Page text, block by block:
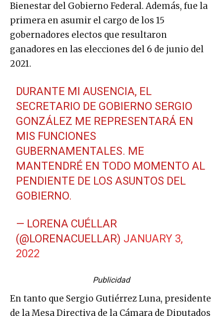
Bienestar del Gobierno Federal. Además, fue la
primera en asumir el cargo de los 15
gobernadores electos que resultaron
ganadores en las elecciones del 6 de junio del
2021.
DURANTE MI AUSENCIA, EL
SECRETARIO DE GOBIERNO SERGIO
GONZÁLEZ ME REPRESENTARÁ EN
MIS FUNCIONES
GUBERNAMENTALES. ME
MANTENDRÉ EN TODO MOMENTO AL
PENDIENTE DE LOS ASUNTOS DEL
GOBIERNO.
— LORENA CUÉLLAR
(@LORENACUELLAR) JANUARY 3,
2022
Publicidad
En tanto que Sergio Gutiérrez Luna, presidente
de la Mesa Directiva de la Cámara de Diputados